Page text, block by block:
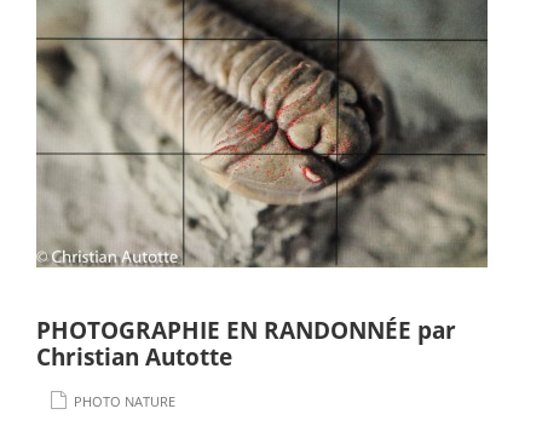
PHOTOGRAPHIE EN RANDONNÉE par
Christian Autotte
PHOTO NATURE